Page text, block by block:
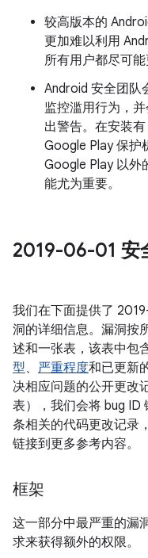
较高版本的
更加难以利用
所有用户都尽可能
Android 安全团队
监控滥用行为，
出警告。在安装有
Google Play 保护
Google Play 以外
能尤为重要。
2019-06-01 安
我们在下面提供了
洞的详细信息。漏洞按
述和一张表，该表中包
型、 严重程度和已更新
决相应问题的公开更改
表），我们会将 bug ID
条相关的代码更改记录
链接到更多参考内容。
框架
这一部分中最严重的漏
求来获得额外的权限。